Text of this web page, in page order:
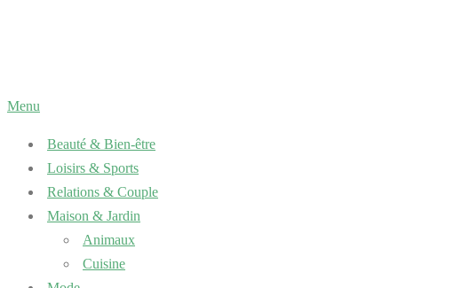
Menu
Beauté & Bien-être
Loisirs & Sports
Relations & Couple
Maison & Jardin
Animaux
Cuisine